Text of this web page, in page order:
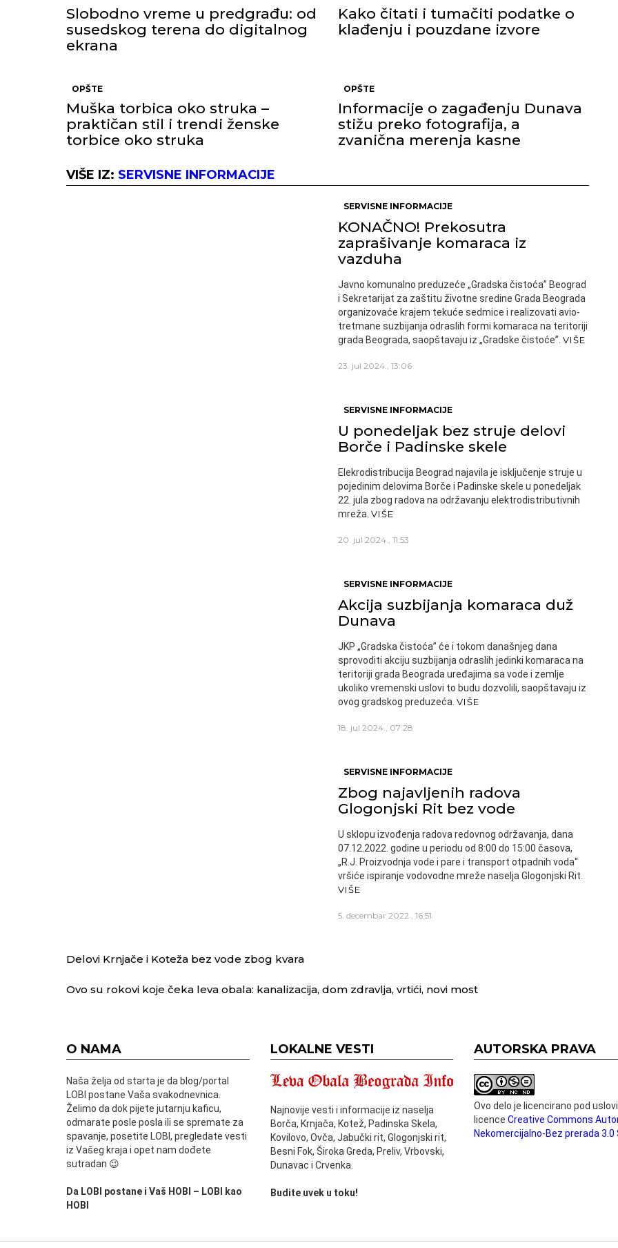
Slobodno vreme u predgrađu: od
susedskog terena do digitalnog
ekrana
Kako čitati i tumačiti podatke o
klađenju i pouzdane izvore
OPŠTE
Muška torbica oko struka –
praktičan stil i trendi ženske
torbice oko struka
OPŠTE
Informacije o zagađenju Dunava
stižu preko fotografija, a
zvanična merenja kasne
VIŠE IZ: SERVISNE INFORMACIJE
SERVISNE INFORMACIJE
KONAČNO! Prekosutra
zaprašivanje komaraca iz
vazduha
Javno komunalno preduzeće „Gradska čistoća” Beograd
i Sekretarijat za zaštitu životne sredine Grada Beograda
organizovaće krajem tekuće sedmice i realizovati avio-
tretmane suzbijanja odraslih formi komaraca na teritoriji
grada Beograda, saopštavaju iz „Gradske čistoće”. VIŠE
23. jul 2024., 13:06
SERVISNE INFORMACIJE
U ponedeljak bez struje delovi
Borče i Padinske skele
Elekrodistribucija Beograd najavila je isključenje struje u
pojedinim delovima Borče i Padinske skele u ponedeljak
22. jula zbog radova na održavanju elektrodistributivnih
mreža. VIŠE
20. jul 2024., 11:53
SERVISNE INFORMACIJE
Akcija suzbijanja komaraca duž
Dunava
JKP „Gradska čistoća” će i tokom današnjeg dana
sprovoditi akciju suzbijanja odraslih jedinki komaraca na
teritoriji grada Beograda uređajima sa vode i zemlje
ukoliko vremenski uslovi to budu dozvolili, saopštavaju iz
ovog gradskog preduzeća. VIŠE
18. jul 2024., 07:28
SERVISNE INFORMACIJE
Zbog najavljenih radova
Glogonjski Rit bez vode
U sklopu izvođenja radova redovnog održavanja, dana
07.12.2022. godine u periodu od 8:00 do 15:00 časova,
„R.J. Proizvodnja vode i pare i transport otpadnih voda“
vršiće ispiranje vodovodne mreže naselja Glogonjski Rit.
VIŠE
5. decembar 2022., 16:51
Delovi Krnjače i Koteža bez vode zbog kvara
Ovo su rokovi koje čeka leva obala: kanalizacija, dom zdravlja, vrtići, novi most
O NAMA
Naša želja od starta je da blog/portal
LOBI postane Vaša svakodnevnica.
Želimo da dok pijete jutarnju kaficu,
odmarate posle posla ili se spremate za
spavanje, posetite LOBI, pregledate vesti
iz Vašeg kraja i opet nam dođete
sutradan 😉
Da LOBI postane i Vaš HOBI – LOBI kao
HOBI
LOKALNE VESTI
Najnovije vesti i informacije iz naselja
Borča, Krnjača, Kotež, Padinska Skela,
Kovilovo, Ovča, Jabučki rit, Glogonjski rit,
Besni Fok, Široka Greda, Preliv, Vrbovski,
Dunavac i Crvenka.
Budite uvek u toku!
AUTORSKA PRAVA
Ovo delo je licencirano pod
licence Creative Commons
Nekomercijalno-Bez prerada 3.0